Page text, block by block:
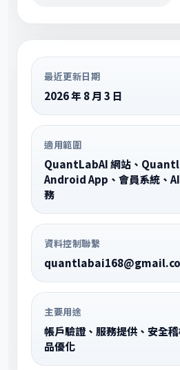
最近更新日期
2026 年 8 月 3 日
適用範圍
QuantLabAI 網站、
Android App、會員系統、
務
資料控制聯繫
主要用途
帳戶驗證、服務提供、安全
品優化